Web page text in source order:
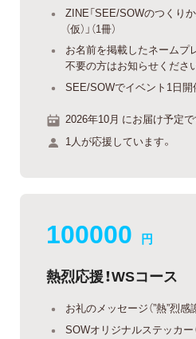
ZINE「SEE/SOWのつくり
（仮）」（1冊）
お名前を掲載したネームプ
不要の方はお知らせくださ
SEE/SOWでイベント1日開
2026年10月 にお届け予定で
1人が応援しています。
100000 円
熱烈応援！WSコース
お礼のメッセージ（”熱”烈感謝
SOWオリジナルステッカー（